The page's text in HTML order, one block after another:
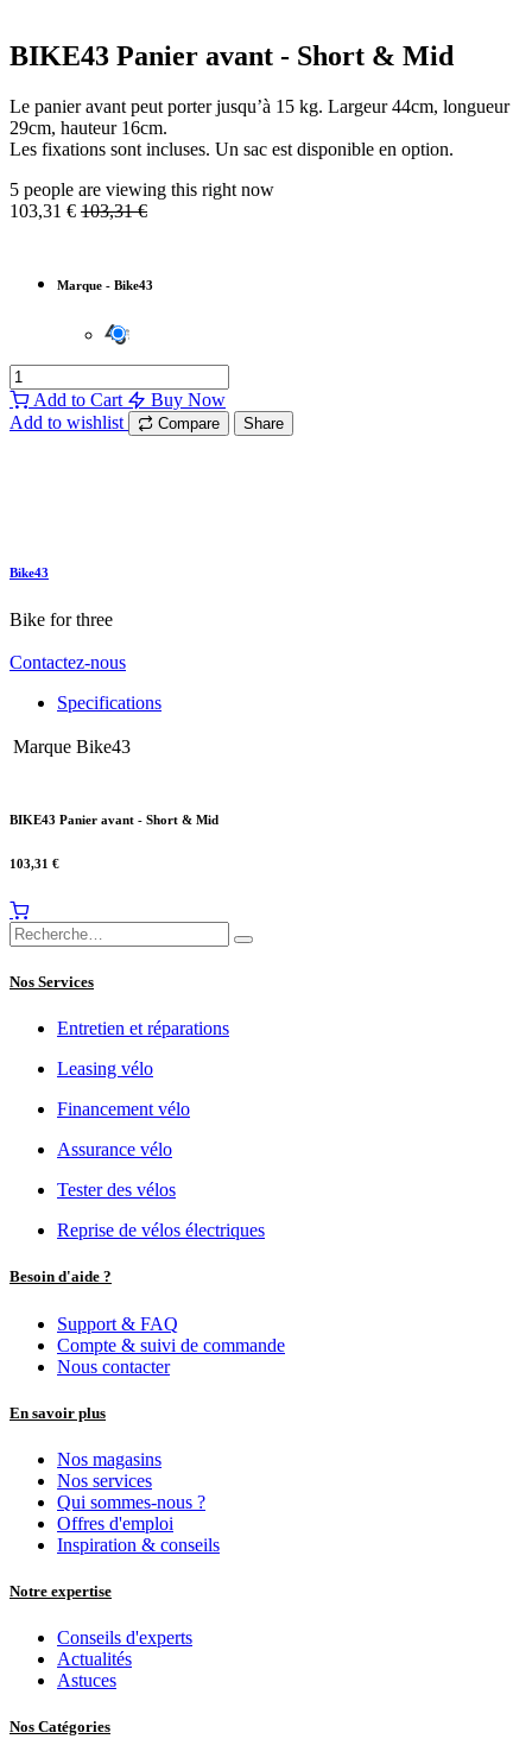
BIKE43 Panier avant - Short & Mid
Le panier avant peut porter jusqu’à 15 kg. Largeur 44cm, longueur
29cm, hauteur 16cm.
Les fixations sont incluses. Un sac est disponible en option.
5 people are viewing this right now
103,31 € 103,31€
Marque - Bike43
Add to Cart
Buy Now
Add to wishlist
Compare Share
Bike43
Bike for three
Contactez-nous
Specifications
Marque Bike43
BIKE43 Panier avant - Short & Mid
103,31 €
Nos Services
Entretien et réparations
Leasing vélo
Financement vélo
Assurance vélo
Tester des vélos
Reprise de vélos électriques
Besoin d'aide ?
Support & FAQ
Compte & suivi de commande
Nous contacter
En savoir plus
Nos magasins
Nos services
Qui sommes-nous ?
Offres d'emploi
Inspiration & conseils
Notre expertise
Conseils d'experts
Actualités
Astuces
Nos Catégories